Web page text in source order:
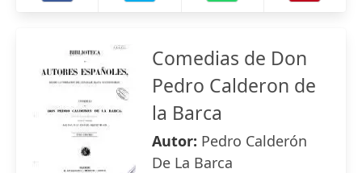
Comedias de Don
Pedro Calderon de
la Barca
Autor: Pedro Calderón
De La Barca